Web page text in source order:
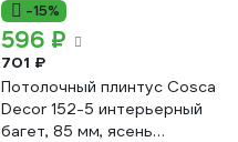
-15%
596 ₽
701 ₽
Потолочный плинтус Cosca
Decor 152-5 интерьерный
багет, 85 мм, ясень